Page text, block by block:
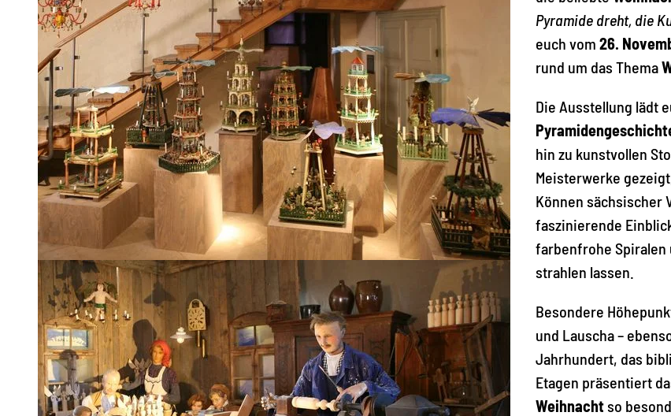
Pyramide dreht, die
euch vom 26.
rund um das Thema
Die Ausstellung lädt
hin zu kunstvollen
Meisterwerke
Können sächsischer
faszinierende
farbenfrohe Spiralen
strahlen lassen.
Besondere
und Lauscha –
Jahrhundert, das
Etagen präsentiert
Weihnachtso